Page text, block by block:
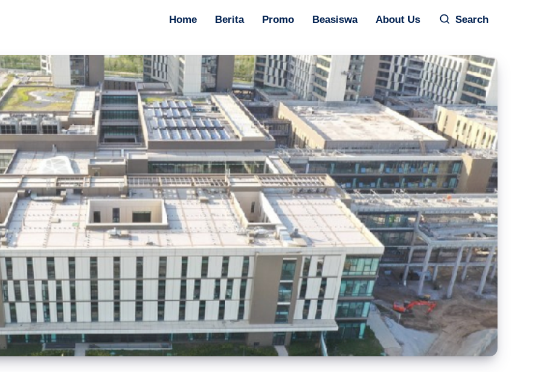
Home Berita Promo Beasiswa About Us Search